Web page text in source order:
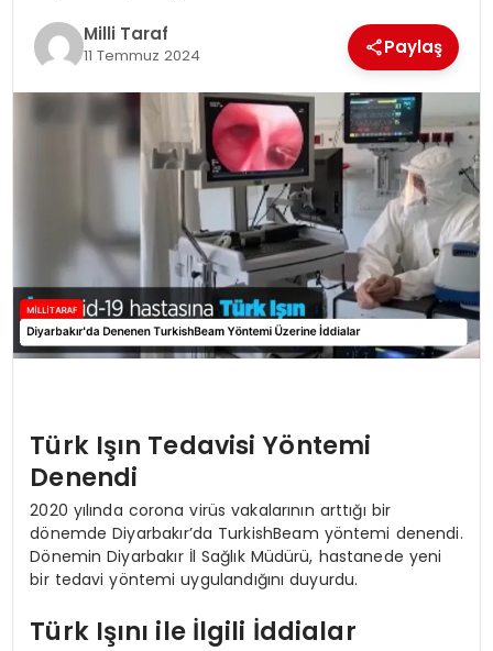
Milli Taraf
11 Temmuz 2024 Paylaş
Türk Işın Tedavisi Yöntemi
Denendi
2020 yılında corona virüs vakalarının arttığı bir
dönemde Diyarbakır’da TurkishBeam yöntemi denendi.
Dönemin Diyarbakır İl Sağlık Müdürü, hastanede yeni
bir tedavi yöntemi uygulandığını duyurdu.
Türk Işını ile İlgili İddialar